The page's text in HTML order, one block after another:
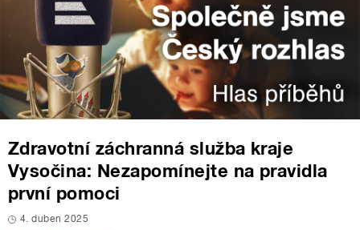
Zdravotní záchranná služba kraje
Vysočina: Nezapomínejte na pravidla
první pomoci
4. duben 2025